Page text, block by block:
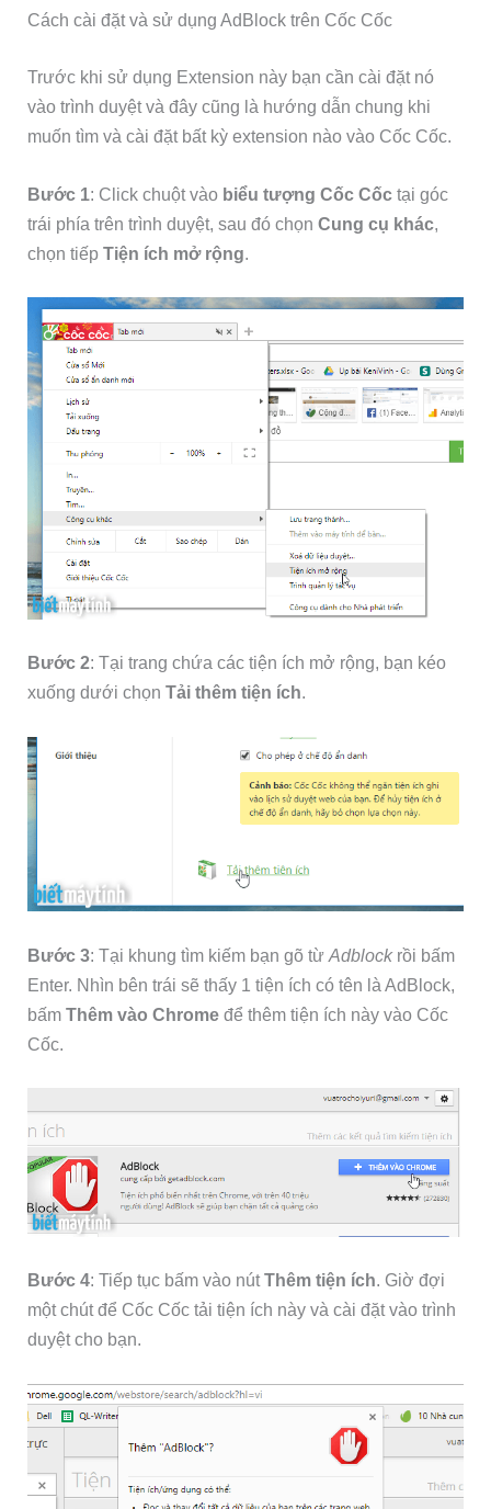
Cách cài đặt và sử dụng AdBlock trên Cốc Cốc
Trước khi sử dụng Extension này bạn cần cài đặt nó
vào trình duyệt và đây cũng là hướng dẫn chung khi
muốn tìm và cài đặt bất kỳ extension nào vào Cốc Cốc.
Bước 1: Click chuột vào biểu tượng Cốc Cốc tại góc
trái phía trên trình duyệt, sau đó chọnCung cụ khác,
chọn tiếpTiện ích mở rộng.
Bước 2: Tại trang chứa các tiện ích mở rộng, bạn kéo
xuống dưới chọnTải thêm tiện ích.
Bước 3: Tại khung tìm kiếm bạn gõ từAdblockrồi bấm
Enter. Nhìn bên trái sẽ thấy 1 tiện ích có tên là AdBlock,
bấmThêm vào Chrome để thêm tiện ích này vào Cốc
Cốc.
Bước 4: Tiếp tục bấm vào nútThêm tiện ích. Giờ đợi
một chút để Cốc Cốc tải tiện ích này và cài đặt vào trình
duyệt cho bạn.